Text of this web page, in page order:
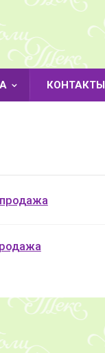
КОНТАКТЫ